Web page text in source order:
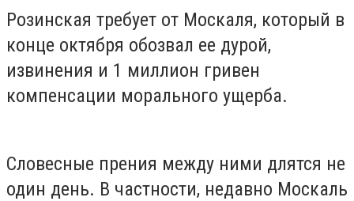
Розинская требует от Москаля, который в
конце октября обозвал ее дурой,
извинения и 1 миллион гривен
компенсации морального ущерба.
Словесные прения между ними длятся не
один день. В частности, недавно Москаль